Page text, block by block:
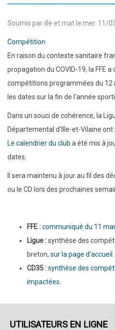
Soumis parille et mat le mer. 11/
Compétition
En raison du contexte sanitaire
propagation du COVID-19, la FFE
compétitions programmées du 12
les dates sur la fin de l'année
Dans un souci de cohérence, la
Départemental d'Ille-et-Vilaine ont
Le calendrier du club a été mis à
dates.
Il sera maintenu à jour au fil des
ou le CD lors des prochaines
FFE :communiqué du 11
Ligue :synthèse des
breton, sur la page d'accueil
CD35 :synthèse des
impactées
UTILISATEURS EN LIGNE